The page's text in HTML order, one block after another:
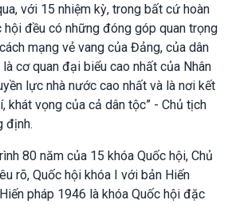
với 15 nhiệm kỳ, trong bất cứ hoàn
hội đều có những đóng góp quan trọng
mạng vẻ vang của Đảng, của dân
cơ quan đại biểu cao nhất của Nhân
lực nhà nước cao nhất và là nơi kết
khát vọng của cả dân tộc” - Chủ tịch
định.
80 năm của 15 khóa Quốc hội, Chủ
rõ, Quốc hội khóa I với bản Hiến
pháp 1946 là khóa Quốc hội đặc